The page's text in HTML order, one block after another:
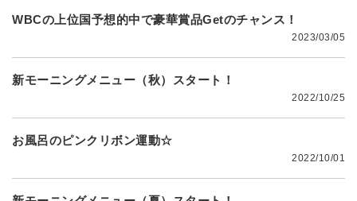
WBCの上位国予想的中で豪華賞品Getのチャンス！
2023/03/05
新モーニングメニュー（秋）スタート！
2022/10/25
お風呂のピンクリボン運動☆
2022/10/01